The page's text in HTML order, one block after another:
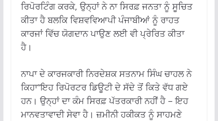
ਰਿਪੋਰਟਿੰਗ ਕਰਕੇ, ਉਨ੍ਹਾਂ ਨੇ ਨਾ ਸਿਰਫ਼ ਜਨਤਾ ਨੂੰ ਸੂਚਿਤ
ਕੀਤਾ ਹੈ ਬਲਕਿ ਵਿਸ਼ਵਵਿਆਪੀ ਪੰਜਾਬੀਆਂ ਨੂੰ ਰਾਹਤ
ਕਾਰਜਾਂ ਵਿੱਚ ਯੋਗਦਾਨ ਪਾਉਣ ਲਈ ਵੀ ਪ੍ਰੇਰਿਤ ਕੀਤਾ
ਹੈ।
ਨਾਪਾ ਦੇ ਕਾਰਜਕਾਰੀ ਨਿਰਦੇਸ਼ਕ ਸਤਨਾਮ ਸਿੰਘ ਚਾਹਲ ਨੇ
ਕਿਹਾ“ਇਹ ਰਿਪੋਰਟਰ ਡਿਊਟੀ ਦੇ ਸੱਦੇ ਤੋਂ ਕਿਤੇ ਵੱਧ ਗਏ
ਹਨ। ਉਨ੍ਹਾਂ ਦਾ ਕੰਮ ਸਿਰਫ਼ ਪੱਤਰਕਾਰੀ ਨਹੀਂ ਹੈ – ਇਹ
ਮਾਨਵਤਾਵਾਦੀ ਸੇਵਾ ਹੈ। ਜ਼ਮੀਨੀ ਹਕੀਕਤ ਨੂੰ ਸਾਹਮਣੇ